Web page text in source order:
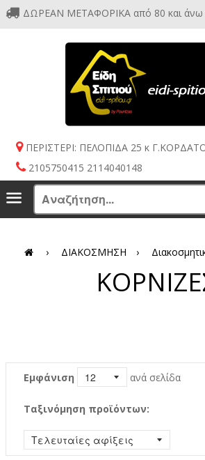
ΔΩΡΕΑΝ ΜΕΤΑΦΟΡΙΚΑ από 80 και άνω
ΠΕΡΙΣΤΕΡΙ: ΠΕΛΟΠΙΔΑ 25 κ
2105750415 2114040148
Menu
› ΔΙΑΚΟΣΜΗΣΗ ›
Εμφάνιση ανά σελίδα
Ταξινόμηση προϊόντων: